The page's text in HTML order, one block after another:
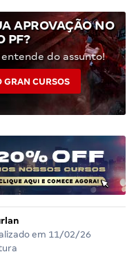
APROVAÇÃO NO
PF?
do assunto!
GRAN CURSOS
em 11/02/26